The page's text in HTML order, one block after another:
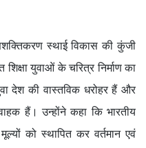
स्थाई विकास की कुंजी
युवाओं के चरित्र निर्माण का
देश की वास्तविक धरोहर हैं और
हैं। उन्होंने कहा कि भारतीय
को स्थापित कर वर्तमान एवं